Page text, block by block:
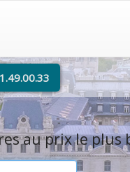
au prix le plus